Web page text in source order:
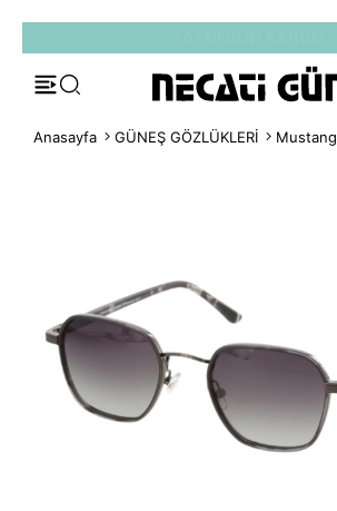
Anasayfa GÜNEŞ GÖZLÜKLERİ Mustang